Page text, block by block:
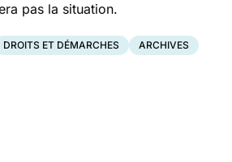
pas la situation.
DROITS ET DÉMARCHES ARCHIVES